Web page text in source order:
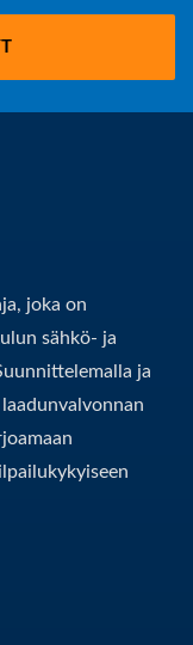
joka on
sähkö- ja
ja